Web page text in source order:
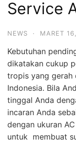
Service
NEWS · MARET
Kebutuhan
dikatakan cukup
tropis yang gerah
Indonesia. Bila
tinggal Anda
incaran Anda
dengan ukuran
untuk membuat